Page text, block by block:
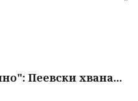
Пеевски хвана...